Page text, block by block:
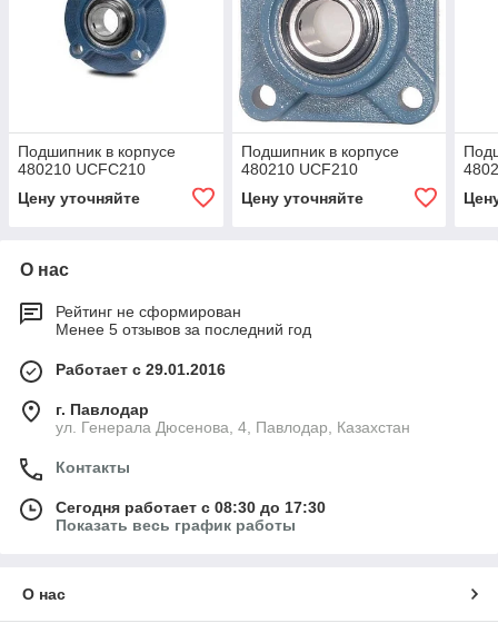
Подшипник в корпусе
480210 UCFC210
Цену уточняйте
Подшипник в корпусе
480210 UCF210
Цену уточняйте
О нас
Рейтинг не сформирован
Менее 5 отзывов за последний год
Работает с 29.01.2016
г. Павлодар
ул. Генерала Дюсенова, 4, Павлодар, Казахстан
Контакты
Сегодня работает с 08:30 до 17:30
Показать весь график работы
О нас